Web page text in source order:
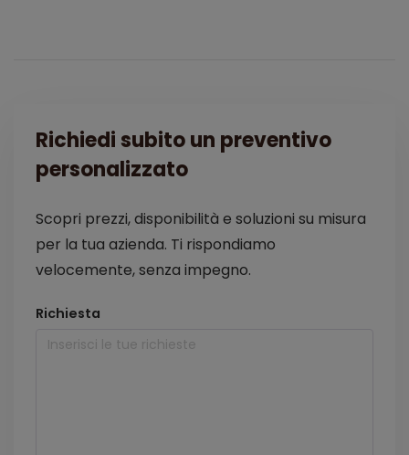
Richiedi subito un preventivo
personalizzato
Scopri prezzi, disponibilità e soluzioni su misura
per la tua azienda. Ti rispondiamo
velocemente, senza impegno.
Richiesta